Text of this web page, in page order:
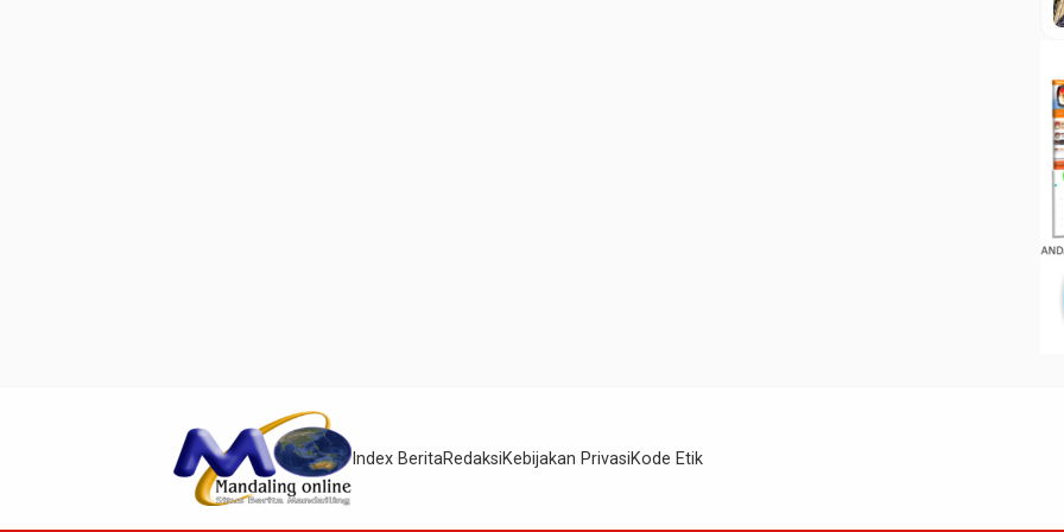
Index BeritaRedaksiKebijakan PrivasiKode Etik